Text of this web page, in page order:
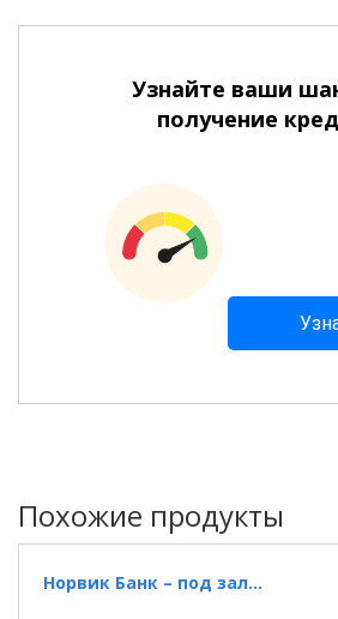
Узнайте ваши
получение
Похожие продукты
Норвик Банк – под залог недвижимости